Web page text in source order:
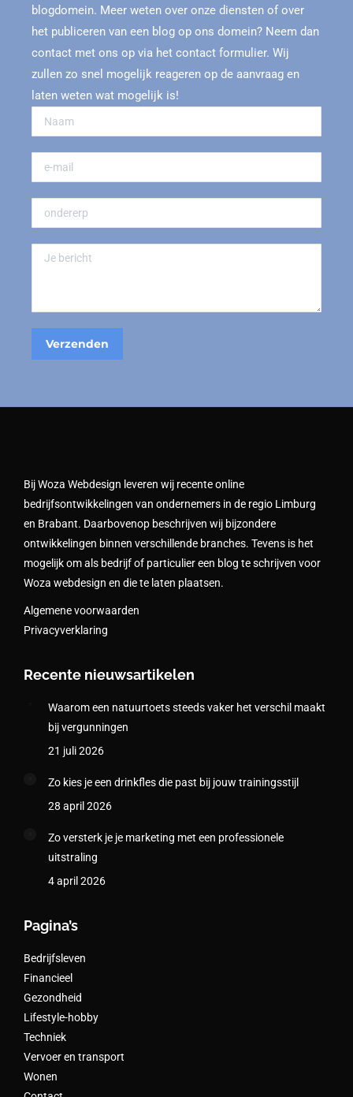
blogdomein. Meer weten over onze diensten of over
het publiceren van een blog op ons domein? Neem dan
contact met ons op via het contact formulier. Wij
zullen zo snel mogelijk reageren op de aanvraag en
laten weten wat mogelijk is!
Bij Woza Webdesign leveren wij recente online
bedrijfsontwikkelingen van ondernemers in de regio Limburg
en Brabant. Daarbovenop beschrijven wij bijzondere
ontwikkelingen binnen verschillende branches. Tevens is het
mogelijk om als bedrijf of particulier een blog te schrijven voor
Woza webdesign en die te laten plaatsen.
Algemene voorwaarden
Privacyverklaring
Recente nieuwsartikelen
Waarom een natuurtoets steeds vaker het verschil maakt
bij vergunningen
21 juli 2026
Zo kies je een drinkfles die past bij jouw trainingsstijl
28 april 2026
Zo versterk je je marketing met een professionele
uitstraling
4 april 2026
Pagina’s
Bedrijfsleven
Financieel
Gezondheid
Lifestyle-hobby
Techniek
Vervoer en transport
Wonen